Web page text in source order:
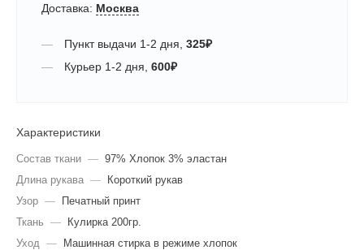
Доставка: Москва
Пункт выдачи 1-2 дня 325₽
Курьер 1-2 дня 600₽
Характеристики
Состав ткани — 97% Хлопок 3% эластан
Длина рукава — Короткий рукав
Узор — Печатный принт
Ткань — Кулирка 200гр.
Уход — Машинная стирка в режиме хлопок